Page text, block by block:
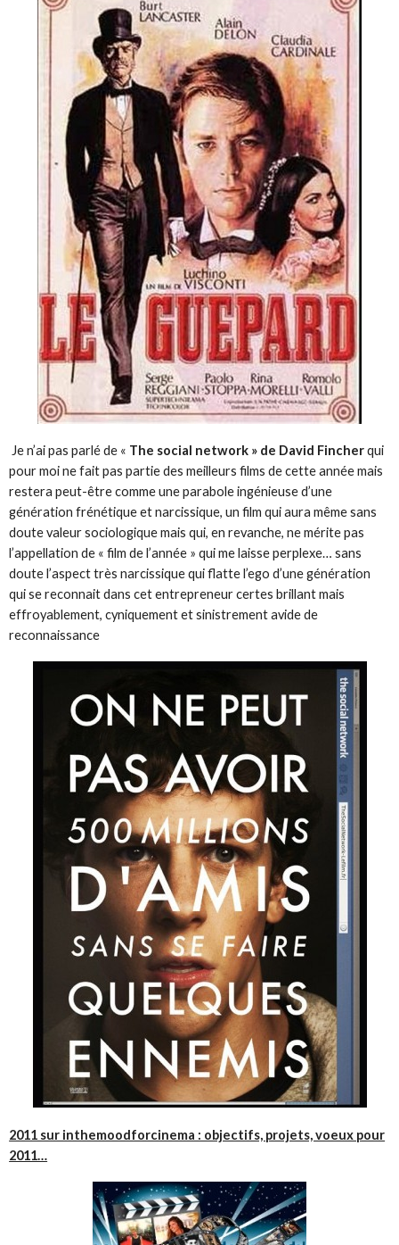
Je n’ai pas parlé de « The social network » de David Fincherqui
pour moi ne fait pas partie des meilleurs films de cette année mais
restera peut-être comme une parabole ingénieuse d’une
génération frénétique et narcissique, un film qui aura même sans
doute valeur sociologique mais qui, en revanche, ne mérite pas
l’appellation de « film de l’année » qui me laisse perplexe… sans
doute l’aspect très narcissique qui flatte l’ego d’une génération
qui se reconnait dans cet entrepreneur certes brillant mais
effroyablement, cyniquement et sinistrement avide de
reconnaissance
2011 sur inthemoodforcinema : objectifs, projets, voeux pour
2011…